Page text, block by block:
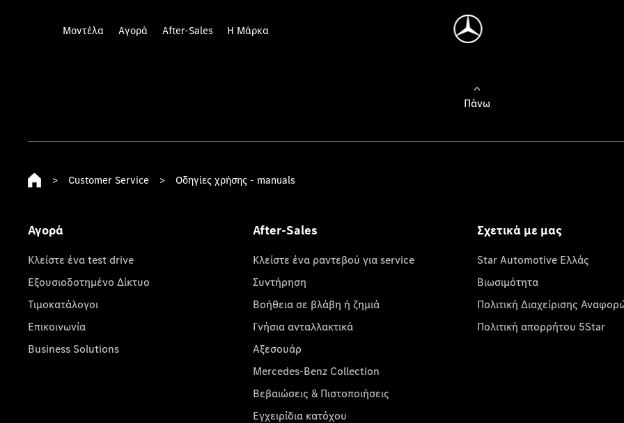
Μοντέλα Αγορά After-Sales Η Μάρκα
Πάνω
> Customer Service > Οδηγίες χρήσης - manuals
Αγορά
Κλείστε ένα test drive
Εξουσιοδοτημένο Δίκτυο
Τιμοκατάλογοι
Επικοινωνία
Business Solutions
After-Sales
Κλείστε ένα ραντεβού για service
Συντήρηση
Βοήθεια σε βλάβη ή ζημιά
Γνήσια ανταλλακτικά
Αξεσουάρ
Mercedes-Benz Collection
Βεβαιώσεις & Πιστοποιήσεις
Εγχειρίδια κατόχου
Σχετικά με μας
Star Automotive Ελλάς
Βιωσιμότητα
Πολιτική Διαχείρισης
Πολιτική απορρήτου 5Star